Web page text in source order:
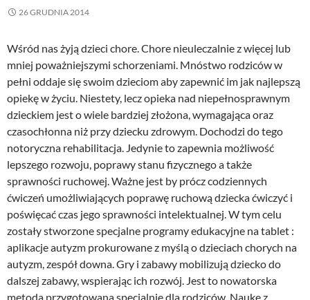
26 GRUDNIA 2014
Wśród nas żyją dzieci chore. Chore nieuleczalnie z więcej lub
mniej poważniejszymi schorzeniami. Mnóstwo rodziców w
pełni oddaje się swoim dzieciom aby zapewnić im jak najlepszą
opiekę w życiu. Niestety, lecz opieka nad niepełnosprawnym
dzieckiem jest o wiele bardziej złożona, wymagająca oraz
czasochłonna niż przy dziecku zdrowym. Dochodzi do tego
notoryczna rehabilitacja. Jedynie to zapewnia możliwość
lepszego rozwoju, poprawy stanu fizycznego a także
sprawności ruchowej. Ważne jest by prócz codziennych
ćwiczeń umożliwiających poprawę ruchową dziecka ćwiczyć i
poświęcać czas jego sprawności intelektualnej. W tym celu
zostały stworzone specjalne programy edukacyjne na tablet :
aplikacje autyzm prokurowane z myślą o dzieciach chorych na
autyzm, zespół downa. Gry i zabawy mobilizują dziecko do
dalszej zabawy, wspierając ich rozwój. Jest to nowatorska
metoda przygotowana specjalnie dla rodziców. Naukę z